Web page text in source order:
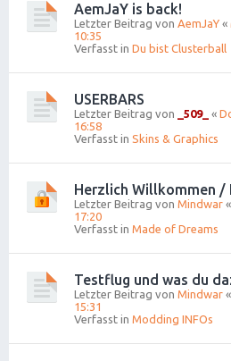
AemJaY is back!
Letzter Beitrag von AemJaY «
10:35
Verfasst in Du bist Clusterball
USERBARS
Letzter Beitrag von _509_ «
16:58
Verfasst in Skins & Graphics
Herzlich Willkommen /
Letzter Beitrag von Mindwar «
17:20
Verfasst in Made of Dreams
Testflug und was du
Letzter Beitrag von Mindwar «
15:31
Verfasst in Modding INFOs